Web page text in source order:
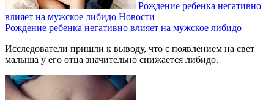
Рождение ребенка негативно
влияет на мужское либидо Новости
Рождение ребенка негативно влияет на мужское либидо
Исследователи пришли к выводу, что с появлением на свет
малыша у его отца значительно снижается либидо.